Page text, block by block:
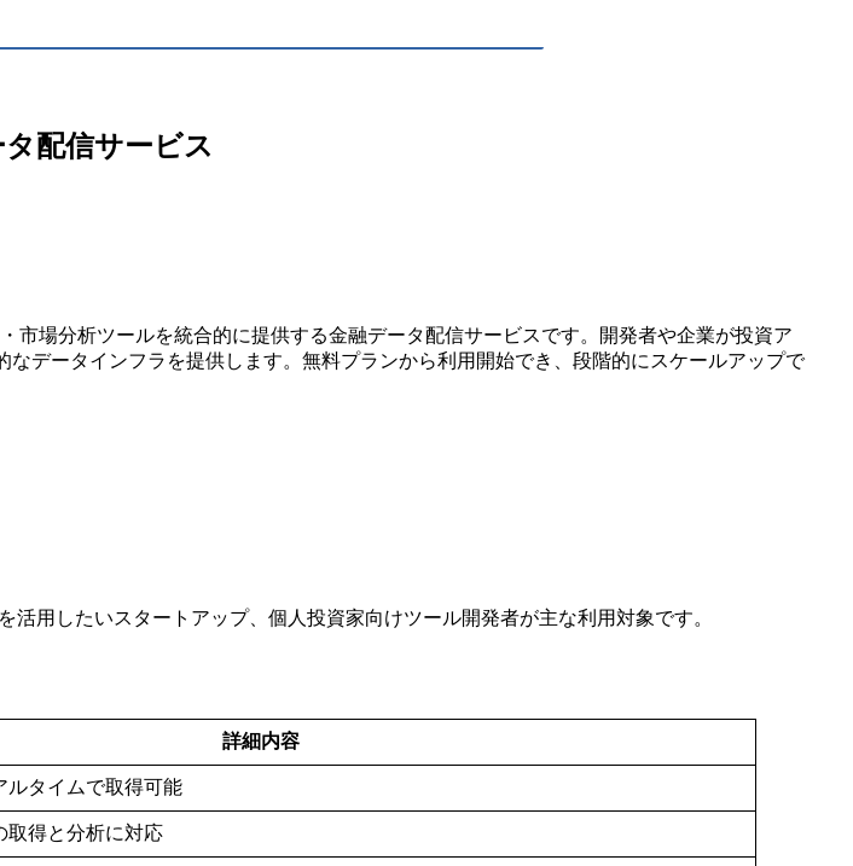
配信サービス
市場分析ツールを統合的に提供する金融データ配信サービスです。開発者や企業が投資ア
データインフラを提供します。無料プランから利用開始でき、段階的にスケールアップで
用したいスタートアップ、個人投資家向けツール開発者が主な利用対象です。
詳細内容
ルタイムで取得可能
取得と分析に対応